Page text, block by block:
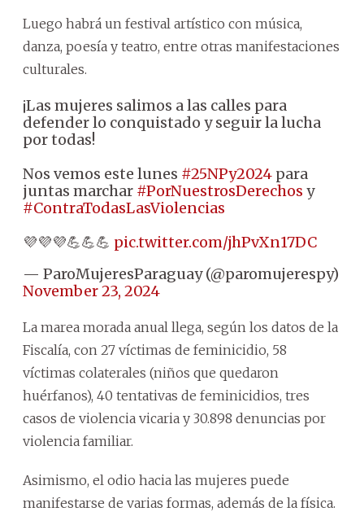
Luego habrá un festival artístico con música,
danza, poesía y teatro, entre otras manifestaciones
culturales.
¡Las mujeres salimos a las calles para
defender lo conquistado y seguir la lucha
por todas!
Nos vemos este lunes #25NPy2024 para
juntas marchar #PorNuestrosDerechos y
#ContraTodasLasViolencias
💜💜💜💪💪💪 pic.twitter.com/jhPvXn17DC
— ParoMujeresParaguay (@paromujerespy)
November 23, 2024
La marea morada anual llega, según los datos de la
Fiscalía, con 27 víctimas de feminicidio, 58
víctimas colaterales (niños que quedaron
huérfanos), 40 tentativas de feminicidios, tres
casos de violencia vicaria y 30.898 denuncias por
violencia familiar.
Asimismo, el odio hacia las mujeres puede
manifestarse de varias formas, además de la física.